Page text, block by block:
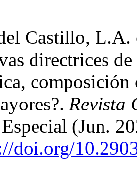
Castillo, L.A.
directrices
Revista
(Jun.
doi.org/